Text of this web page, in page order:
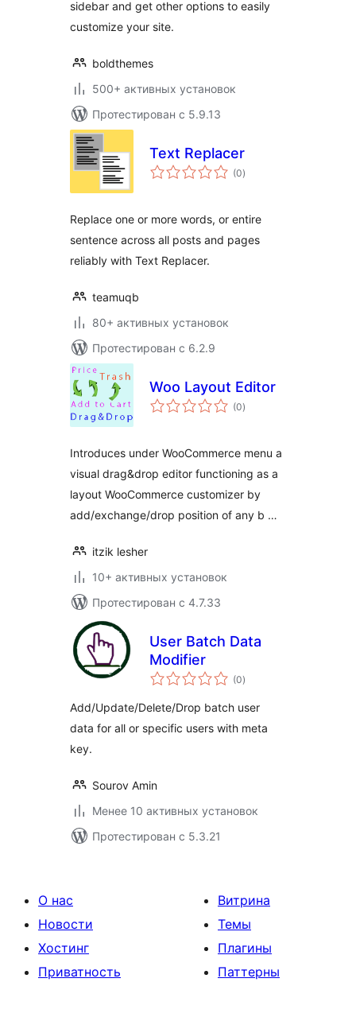
sidebar and get other options to easily
customize your site.
boldthemes
500+ активных установок
Протестирован с 5.9.13
Text Replacer
(0общий
рейтинг
)
Replace one or more words, or entire
sentence across all posts and pages
reliably with Text Replacer.
teamuqb
80+ активных установок
Протестирован с 6.2.9
Woo Layout Editor
(0общий
рейтинг
)
Introduces under WooCommerce menu a
visual drag&drop editor functioning as a
layout WooCommerce customizer by
add/exchange/drop position of any b …
itzik lesher
10+ активных установок
Протестирован с 4.7.33
User Batch Data
Modifier
(0общий
рейтинг
)
Add/Update/Delete/Drop batch user
data for all or specific users with meta
key.
Sourov Amin
Менее 10 активных установок
Протестирован с 5.3.21
О нас
Новости
Хостинг
Приватность
Витрина
Темы
Плагины
Паттерны